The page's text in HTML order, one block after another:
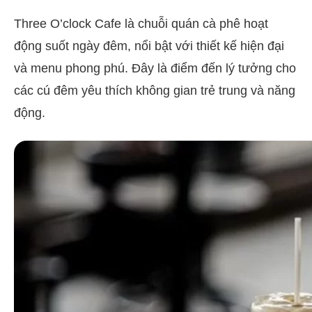
Three O’clock Cafe là chuỗi quán cà phê hoạt
động suốt ngày đêm, nổi bật với thiết kế hiện đại
và menu phong phú. Đây là điểm đến lý tưởng cho
các cú đêm yêu thích không gian trẻ trung và năng
động.